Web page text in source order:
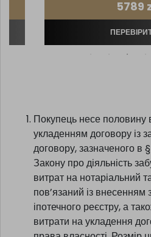
5789
Покупець несе половину
укладенням договору із
договору, зазначеного в
Закону про діяльність
витрат на нотаріальний
пов’язаний із
іпотечного реєстру, а
витрати на укладення